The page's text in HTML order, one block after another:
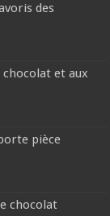
des
chocolat et aux
pièce
chocolat